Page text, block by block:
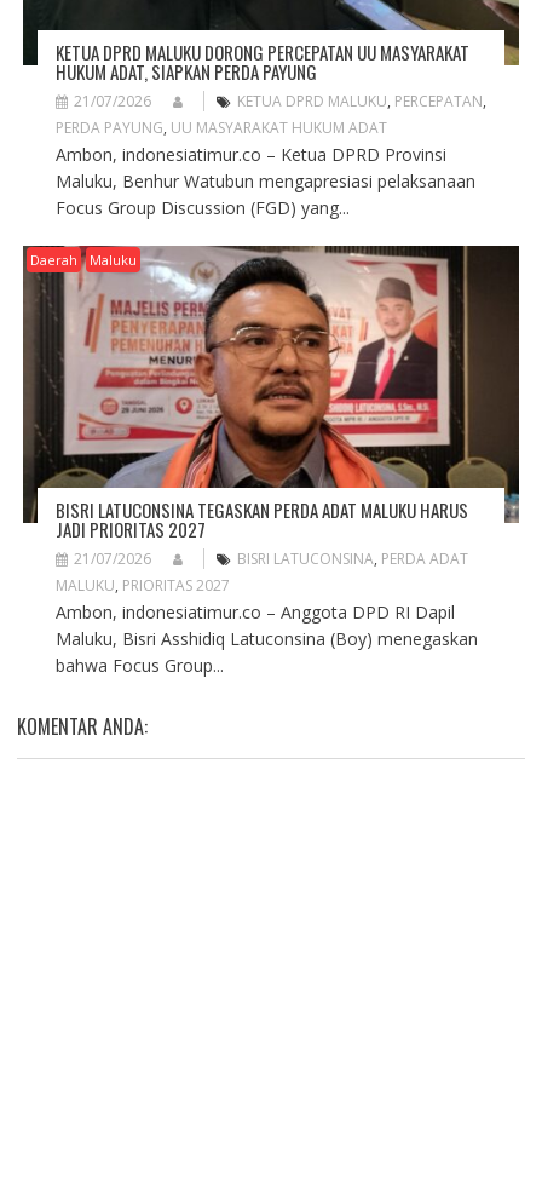
KETUA DPRD MALUKU DORONG PERCEPATAN UU MASYARAKAT
HUKUM ADAT, SIAPKAN PERDA PAYUNG
21/07/2026 KETUA DPRD MALUKU, PERCEPATAN,
PERDA PAYUNG, UU MASYARAKAT HUKUM ADAT
Ambon, indonesiatimur.co – Ketua DPRD Provinsi
Maluku, Benhur Watubun mengapresiasi pelaksanaan
Focus Group Discussion (FGD) yang...
Daerah Maluku
BISRI LATUCONSINA TEGASKAN PERDA ADAT MALUKU HARUS
JADI PRIORITAS 2027
21/07/2026 BISRI LATUCONSINA, PERDA ADAT
MALUKU, PRIORITAS 2027
Ambon, indonesiatimur.co – Anggota DPD RI Dapil
Maluku, Bisri Asshidiq Latuconsina (Boy) menegaskan
bahwa Focus Group...
KOMENTAR ANDA: